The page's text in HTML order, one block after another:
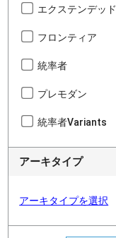
エクステンデッド
フロンティア
統率者
プレモダン
統率者Variants
アーキタイプ
アーキタイプを選択